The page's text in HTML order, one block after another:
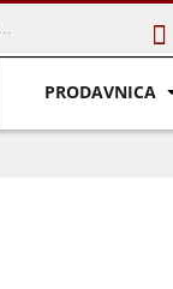
PRODAVNICA